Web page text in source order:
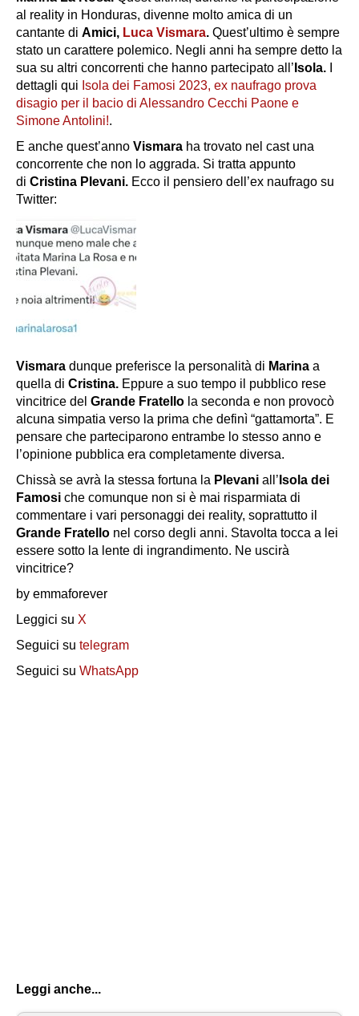
al reality in Honduras, divenne molto amica di un
cantante di Amici, Luca Vismara. Quest’ultimo è sempre
stato un carattere polemico. Negli anni ha sempre detto la
sua su altri concorrenti che hanno partecipato all’ Isola.
dettagli qui Isola dei Famosi 2023, ex naufrago prova
disagio per il bacio di Alessandro Cecchi Paone e
Simone Antolini!.
E anche quest’anno Vismara ha trovato nel cast una
concorrente che non lo aggrada. Si tratta appunto
di Cristina Plevani. Ecco il pensiero dell’ex naufrago su
Twitter:
Vismara dunque preferisce la personalità di Marina a
quella di Cristina. Eppure a suo tempo il pubblico rese
vincitrice del Grande Fratello la seconda e non provocò
alcuna simpatia verso la prima che definì “gattamorta”. E
pensare che parteciparono entrambe lo stesso anno e
l’opinione pubblica era completamente diversa.
Chissà se avrà la stessa fortuna la Plevani all’ Isola dei
Famosi che comunque non si è mai risparmiata di
commentare i vari personaggi dei reality, soprattutto il
Grande Fratello nel corso degli anni. Stavolta tocca a lei
essere sotto la lente di ingrandimento. Ne uscirà
vincitrice?
by emmaforever
Leggici su X
Seguici su telegram
Seguici su WhatsApp
Leggi anche...